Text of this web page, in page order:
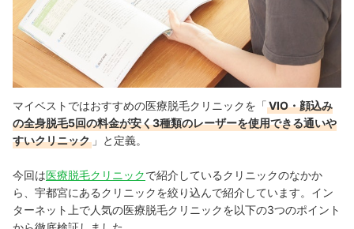
マイベストではおすすめの医療脱毛クリニックを「VIO・顔込み
の全身脱毛5回の料金が安く3種類のレーザーを使用できる通いや
すいクリニック 」と定義。
今回は医療脱毛クリニックで紹介しているクリニックのなかか
ら、宇都宮にあるクリニックを絞り込んで紹介しています。イン
ターネット上で人気の医療脱毛クリニックを以下の3つのポイント